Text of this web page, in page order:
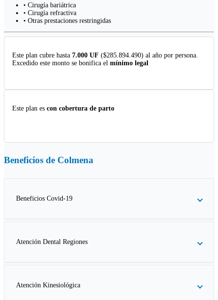
• Cirugía bariátrica
• Cirugía refractiva
• Otras prestaciones restringidas
Este plan cubre hasta 7.000 UF ($285.894.490) al año por persona.
Excedido este monto se bonifica el mínimo legal
Este plan es con cobertura de parto
Beneficios de Colmena
Beneficios Covid-19
Atención Dental Regiones
Atención Kinesiológica